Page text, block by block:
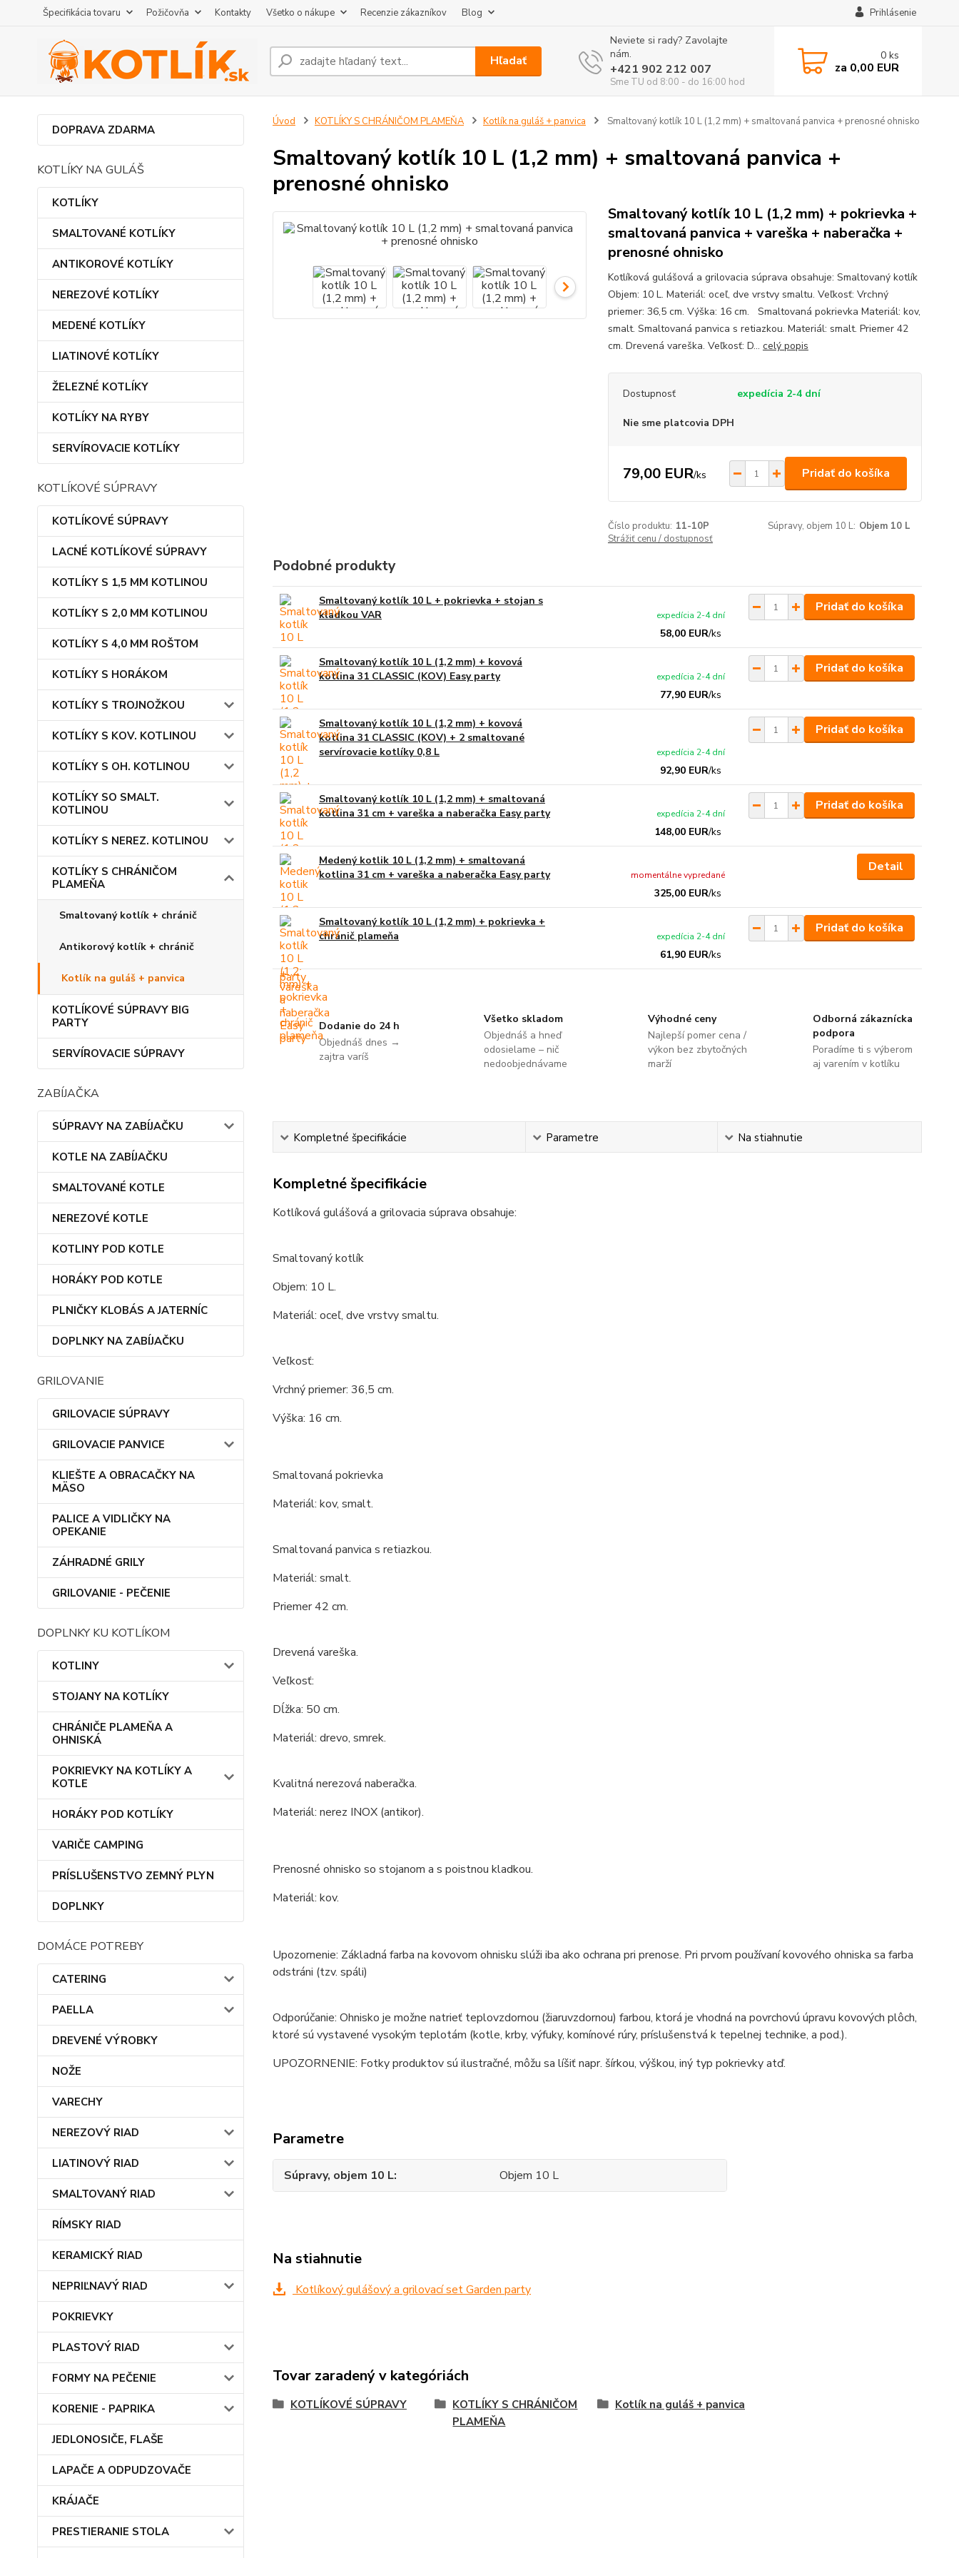
Špecifikácia tovaru Požičovňa Kontakty Všetko o nákupe Recenzie zákazníkov Blog Prihlásenie
Hľadať
Neviete si rady? Zavolajte
nám.
+421 902 212 007
Sme TU od 8:00 - do 16:00 hod
0 ks
za 0,00 EUR
DOPRAVA ZDARMA
KOTLÍKY NA GULÁŠ
KOTLÍKY
SMALTOVANÉ KOTLÍKY
ANTIKOROVÉ KOTLÍKY
NEREZOVÉ KOTLÍKY
MEDENÉ KOTLÍKY
LIATINOVÉ KOTLÍKY
ŽELEZNÉ KOTLÍKY
KOTLÍKY NA RYBY
SERVÍROVACIE KOTLÍKY
KOTLÍKOVÉ SÚPRAVY
KOTLÍKOVÉ SÚPRAVY
LACNÉ KOTLÍKOVÉ SÚPRAVY
KOTLÍKY S 1,5 MM KOTLINOU
KOTLÍKY S 2,0 MM KOTLINOU
KOTLÍKY S 4,0 MM ROŠTOM
KOTLÍKY S HORÁKOM
KOTLÍKY S TROJNOŽKOU
KOTLÍKY S KOV. KOTLINOU
KOTLÍKY S OH. KOTLINOU
KOTLÍKY SO SMALT.
KOTLINOU
KOTLÍKY S NEREZ. KOTLINOU
KOTLÍKY S CHRÁNIČOM
PLAMEŇA
Smaltovaný kotlík + chránič
Antikorový kotlík + chránič
Kotlík na guláš + panvica
KOTLÍKOVÉ SÚPRAVY BIG
PARTY
SERVÍROVACIE SÚPRAVY
ZABÍJAČKA
SÚPRAVY NA ZABÍJAČKU
KOTLE NA ZABÍJAČKU
SMALTOVANÉ KOTLE
NEREZOVÉ KOTLE
KOTLINY POD KOTLE
HORÁKY POD KOTLE
PLNIČKY KLOBÁS A JATERNÍC
DOPLNKY NA ZABÍJAČKU
GRILOVANIE
GRILOVACIE SÚPRAVY
GRILOVACIE PANVICE
KLIEŠTE A OBRACAČKY NA
MÄSO
PALICE A VIDLIČKY NA
OPEKANIE
ZÁHRADNÉ GRILY
GRILOVANIE - PEČENIE
DOPLNKY KU KOTLÍKOM
KOTLINY
STOJANY NA KOTLÍKY
CHRÁNIČE PLAMEŇA A
OHNISKÁ
POKRIEVKY NA KOTLÍKY A
KOTLE
HORÁKY POD KOTLÍKY
VARIČE CAMPING
PRÍSLUŠENSTVO ZEMNÝ PLYN
DOPLNKY
DOMÁCE POTREBY
CATERING
PAELLA
DREVENÉ VÝROBKY
NOŽE
VARECHY
NEREZOVÝ RIAD
LIATINOVÝ RIAD
SMALTOVANÝ RIAD
RÍMSKY RIAD
KERAMICKÝ RIAD
NEPRIĽNAVÝ RIAD
POKRIEVKY
PLASTOVÝ RIAD
FORMY NA PEČENIE
KORENIE - PAPRIKA
JEDLONOSIČE, FLAŠE
LAPAČE A ODPUDZOVAČE
KRÁJAČE
PRESTIERANIE STOLA
Úvod KOTLÍKY S CHRÁNIČOM PLAMEŇA Kotlík na guláš + panvica Smaltovaný kotlík 10 L (1,2 mm) + smaltovaná panvica + prenosné ohnisko
Smaltovaný kotlík 10 L (1,2 mm) + smaltovaná panvica +
prenosné ohnisko
Smaltovaný kotlík 10 L (1,2 mm) + pokrievka +
smaltovaná panvica + vareška + naberačka +
prenosné ohnisko
Kotlíková gulášová a grilovacia súprava obsahuje: Smaltovaný kotlík
Objem: 10 L. Materiál: oceľ, dve vrstvy smaltu. Veľkosť: Vrchný
priemer: 36,5 cm. Výška: 16 cm. Smaltovaná pokrievka Materiál: kov,
smalt. Smaltovaná panvica s retiazkou. Materiál: smalt. Priemer 42
cm. Drevená vareška. Veľkosť: D... celý popis
Dostupnosť expedícia 2-4 dní
Nie sme platcovia DPH
79,00 EUR/ks Pridať do košíka
Číslo produktu: 11-10P Súpravy, objem 10 L: Objem 10 L
Strážiť cenu / dostupnosť
Podobné produkty
Smaltovaný kotlík 10 L + pokrievka + stojan s
kladkou VAR
58,00 EUR/ks
expedícia 2-4 dní
Pridať do košíka
Smaltovaný kotlík 10 L (1,2 mm) + kovová
kotlina 31 CLASSIC (KOV) Easy party
77,90 EUR/ks
expedícia 2-4 dní
Pridať do košíka
Smaltovaný kotlík 10 L (1,2 mm) + kovová
kotlina 31 CLASSIC (KOV) + 2 smaltované
servírovacie kotlíky 0,8 L
92,90 EUR/ks
expedícia 2-4 dní
Pridať do košíka
Smaltovaný kotlík 10 L (1,2 mm) + smaltovaná
kotlina 31 cm + vareška a naberačka Easy party
148,00 EUR/ks
expedícia 2-4 dní
Pridať do košíka
Medený kotlik 10 L (1,2 mm) + smaltovaná
kotlina 31 cm + vareška a naberačka Easy party
325,00 EUR/ks
momentálne vypredané
Detail
Smaltovaný kotlík 10 L (1,2 mm) + pokrievka +
chránič plameňa
61,90 EUR/ks
expedícia 2-4 dní
Pridať do košíka
Dodanie do 24 h
Objednáš dnes →
zajtra varíš
Všetko skladom
Objednáš a hneď
odosielame – nič
nedoobjednávame
Výhodné ceny
Najlepší pomer cena /
výkon bez zbytočných
marží
Odborná zákaznícka
podpora
Poradíme ti s výberom
aj varením v kotlíku
Kompletné špecifikácie Parametre Na stiahnutie
Kompletné špecifikácie
Kotlíková gulášová a grilovacia súprava obsahuje:
Smaltovaný kotlík
Objem: 10 L.
Materiál: oceľ, dve vrstvy smaltu.
Veľkosť:
Vrchný priemer: 36,5 cm.
Výška: 16 cm.
Smaltovaná pokrievka
Materiál: kov, smalt.
Smaltovaná panvica s retiazkou.
Materiál: smalt.
Priemer 42 cm.
Drevená vareška.
Veľkosť:
Dĺžka: 50 cm.
Materiál: drevo, smrek.
Kvalitná nerezová naberačka.
Materiál: nerez INOX (antikor).
Prenosné ohnisko so stojanom a s poistnou kladkou.
Materiál: kov.
Upozornenie: Základná farba na kovovom ohnisku slúži iba ako ochrana pri prenose. Pri prvom používaní kovového ohniska sa farba
odstráni (tzv. spáli)
Odporúčanie: Ohnisko je možne natrieť teplovzdornou (žiaruvzdornou) farbou, ktorá je vhodná na povrchovú úpravu kovových plôch,
ktoré sú vystavené vysokým teplotám (kotle, krby, výfuky, komínové rúry, príslušenstvá k tepelnej technike, a pod.).
UPOZORNENIE: Fotky produktov sú ilustračné, môžu sa líšiť napr. šírkou, výškou, iný typ pokrievky atď.
Parametre
Súpravy, objem 10 L Objem 10 L
Na stiahnutie
Kotlíkový gulášový a grilovací set Garden party
Tovar zaradený v kategóriách
KOTLÍKOVÉ SÚPRAVY
KOTLÍKY S CHRÁNIČOM
PLAMEŇA
Kotlík na guláš + panvica